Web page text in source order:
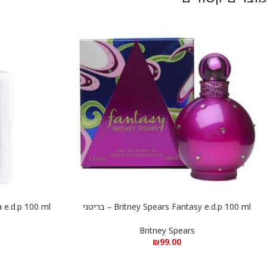
הוספה לסל
Britney Spears Fantasy e.d.p 100 ml – בריטני
Britney Spears
₪99.00
הוספה לסל